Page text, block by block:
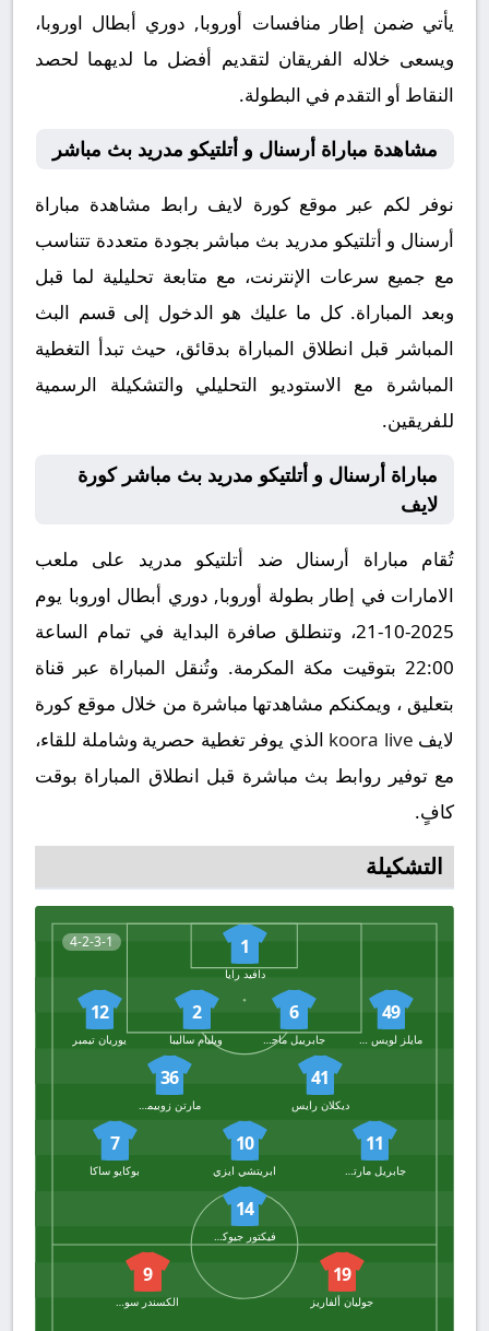
يأتي ضمن إطار منافسات أوروبا, دوري أبطال اوروبا،
ويسعى خلاله الفريقان لتقديم أفضل ما لديهما لحصد
النقاط أو التقدم في البطولة.
مشاهدة مباراة أرسنال و أتلتيكو مدريد بث مباشر
نوفر لكم عبر موقع كورة لايف رابط مشاهدة مباراة
أرسنال و أتلتيكو مدريد بث مباشر بجودة متعددة تتناسب
مع جميع سرعات الإنترنت، مع متابعة تحليلية لما قبل
وبعد المباراة. كل ما عليك هو الدخول إلى قسم البث
المباشر قبل انطلاق المباراة بدقائق، حيث تبدأ التغطية
المباشرة مع الاستوديو التحليلي والتشكيلة الرسمية
للفريقين.
مباراة أرسنال و أتلتيكو مدريد بث مباشر كورة
لايف
تُقام مباراة أرسنال ضد أتلتيكو مدريد على ملعب
الامارات في إطار بطولة أوروبا, دوري أبطال اوروبا يوم
2025-10-21، وتنطلق صافرة البداية في تمام الساعة
22:00 بتوقيت مكة المكرمة. وتُنقل المباراة عبر قناة
بتعليق ، ويمكنكم مشاهدتها مباشرة من خلال موقع كورة
لايف koora live الذي يوفر تغطية حصرية وشاملة للقاء،
مع توفير روابط بث مباشرة قبل انطلاق المباراة بوقت
كافٍ.
التشكيلة
4-2-3-1 1
دافيد رايا
49
مايلز لويس سكيلي
6
جابرييل ماجاليس
2
ويليام ساليبا
12
يوريان تيمبر
41
ديكلان رايس
36
مارتن زوبيمندي
11
جابريل مارتينلي
10
ابريتشي ايزي
7
بوكايو ساكا
14
فيكتور جيوكيريس
19
جوليان ألفاريز
9
الكسندر سورلوث